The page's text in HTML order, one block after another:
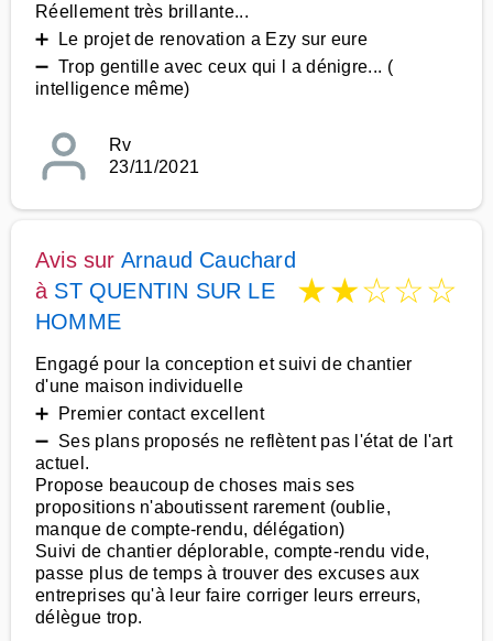
Réellement très brillante...
➕ Le projet de renovation a Ezy sur eure
➖ Trop gentille avec ceux qui l a dénigre... (
intelligence même)
Rv
23/11/2021
Avis sur Arnaud Cauchard
à ST QUENTIN SUR LE
HOMME
★★☆☆☆
Engagé pour la conception et suivi de chantier
d'une maison individuelle
➕ Premier contact excellent
➖ Ses plans proposés ne reflètent pas l'état de l'art
actuel.
Propose beaucoup de choses mais ses
propositions n'aboutissent rarement (oublie,
manque de compte-rendu, délégation)
Suivi de chantier déplorable, compte-rendu vide,
passe plus de temps à trouver des excuses aux
entreprises qu'à leur faire corriger leurs erreurs,
délègue trop.